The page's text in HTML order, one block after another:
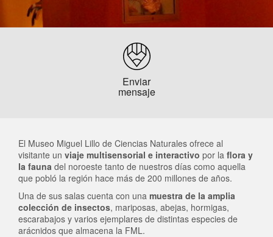
Enviar
mensaje
El Museo Miguel Lillo de Ciencias Naturales ofrece al
visitante un viaje multisensorial e interactivo por la flora y
la fauna del noroeste tanto de nuestros días como aquella
que pobló la región hace más de 200 millones de años.
Una de sus salas cuenta con una muestra de la amplia
colección de insectos, mariposas, abejas, hormigas,
escarabajos y varios ejemplares de distintas especies de
arácnidos que almacena la FML.